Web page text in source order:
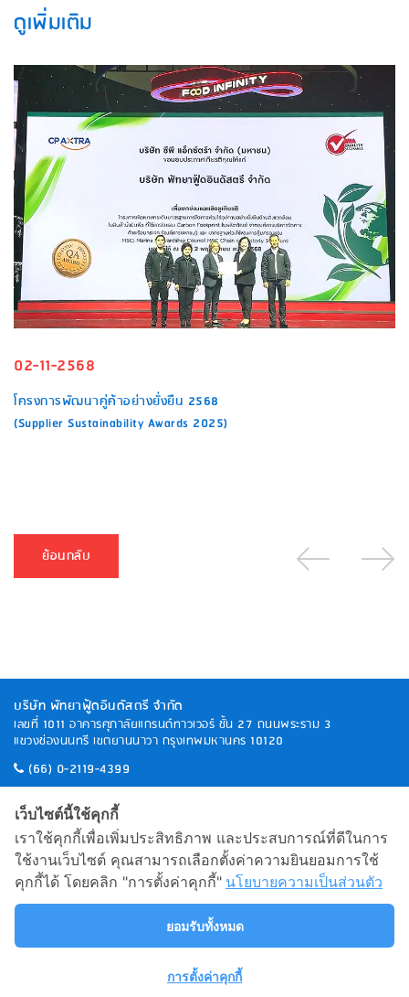
ดูเพิ่มเติม
02-11-2568
โครงการพัฒนาคู่ค้าอย่างยั่งยืน 2568
(Supplier Sustainability Awards 2025)
ย้อนกลับ
บริษัท พัทยาฟู้ดอินดัสตรี จำกัด
เลขที่ 1011 อาคารศุภาลัยแกรนด์ทาวเวอร์ ชั้น 27 ถนนพระราม 3
แขวงช่องนนทรี เขตยานนาวา กรุงเทพมหานคร 10120
(66) 0-2119-4399
บริการ & สนับสนุน
นโยบายความเป็นส่วนตัว
ช้อปปิ้งออนไลน์
www.nautilusonlineshop.com
2026 All rights reserved. | PATAYA FOOD
การที่คุณใช้เว็บไซต์ของเราแสดงว่าคุณตกลงที่จะผูกพันข้อกำหนดการใช้งาน
วัตถุประสงค์การใช้คุกกี้และนโยบายความเป็นส่วนบุคคล
เว็บไซต์นี้ใช้คุกกี้
เราใช้คุกกี้เพื่อเพิ่มประสิทธิภาพ และประสบการณ์ที่ดีในการ
ใช้งานเว็บไซต์ คุณสามารถเลือกตั้งค่าความยินยอมการใช้
คุกกี้ได้ โดยคลิก "การตั้งค่าคุกกี้" นโยบายความเป็นส่วนตัว
ยอมรับทั้งหมด
การตั้งค่าคุกกี้